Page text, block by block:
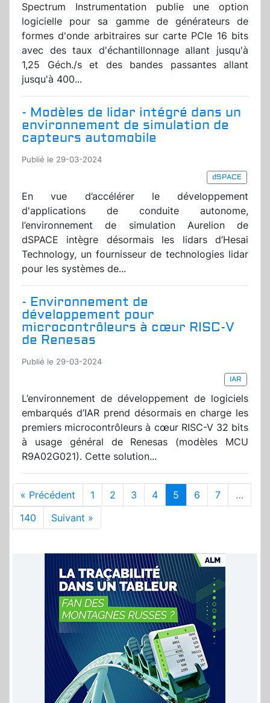
Spectrum Instrumentation publie une option
logicielle pour sa gamme de générateurs de
formes d'onde arbitraires sur carte PCIe 16 bits
avec des taux d'échantillonnage allant jusqu'à
1,25 Géch./s et des bandes passantes allant
jusqu'à 400...
- Modèles de lidar intégré dans un
environnement de simulation de
capteurs automobile
Publié le 29-03-2024
dSPACE
En vue d’accélérer le développement
d'applications de conduite autonome,
l’environnement de simulation Aurelion de
dSPACE intègre désormais les lidars d’Hesai
Technology, un fournisseur de technologies lidar
pour les systèmes de...
- Environnement de
développement pour
microcontrôleurs à cœur RISC-V
de Renesas
Publié le 29-03-2024
IAR
L’environnement de développement de logiciels
embarqués d’IAR prend désormais en charge les
premiers microcontrôleurs à cœur RISC-V 32 bits
à usage général de Renesas (modèles MCU
R9A02G021). Cette solution...
« Précédent 1 2 3 4 5 6 7
…
140
Suivant »